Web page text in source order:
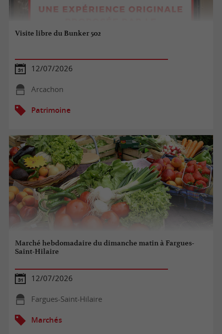
Visite libre du Bunker 502
12/07/2026
Arcachon
Patrimoine
Marché hebdomadaire du dimanche matin à Fargues-
Saint-Hilaire
12/07/2026
Fargues-Saint-Hilaire
Marchés